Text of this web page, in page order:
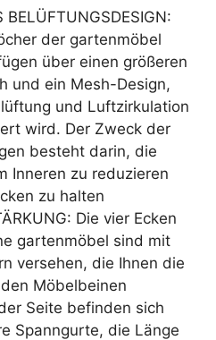
BELÜFTUNGSDESIGN:
der gartenmöbel
über einen größeren
und ein Mesh-Design,
und Luftzirkulation
wird. Der Zweck der
besteht darin, die
Inneren zu reduzieren
zu halten
Die vier Ecken
gartenmöbel sind mit
versehen, die Ihnen die
Möbelbeinen
Seite befinden sich
Spanngurte, die Länge